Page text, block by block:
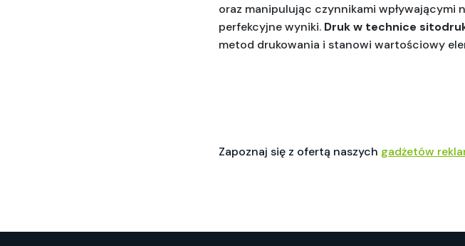
oraz manipulując czynnikami wpływającymi
perfekcyjne wyniki. Druk w technice
metod drukowania i stanowi wartościowy
Zapoznaj się z ofertą naszych gadżetów